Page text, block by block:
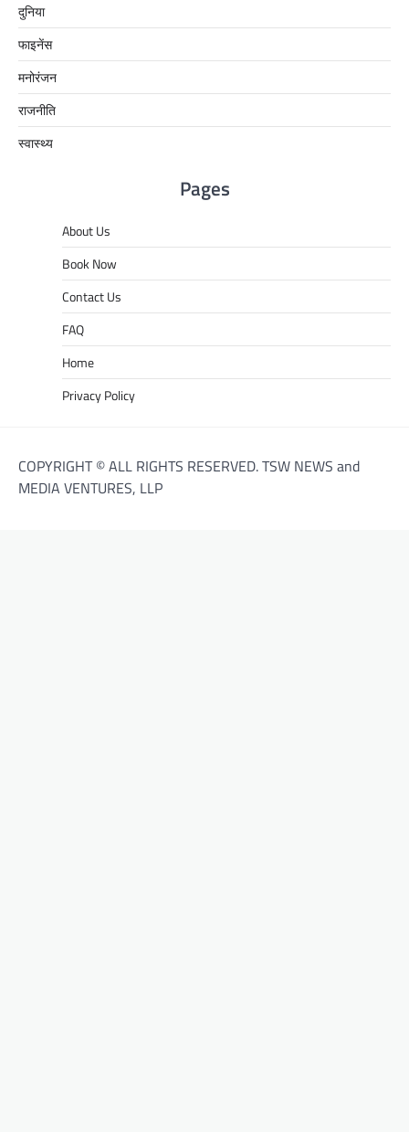
दुनिया
फाइनेंस
मनोरंजन
राजनीति
स्वास्थ्य
Pages
About Us
Book Now
Contact Us
FAQ
Home
Privacy Policy
COPYRIGHT © ALL RIGHTS RESERVED. TSW NEWS and
MEDIA VENTURES, LLP